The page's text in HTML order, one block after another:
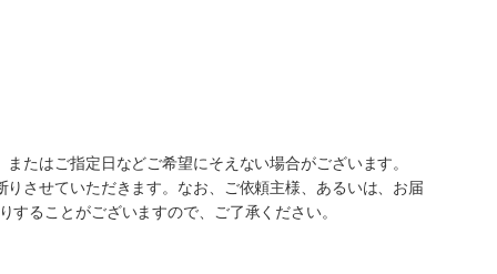
たはご指定日などご希望にそえない場合がございます。
させていただきます。なお、ご依頼主様、あるいは、お届
ることがございますので、ご了承ください。